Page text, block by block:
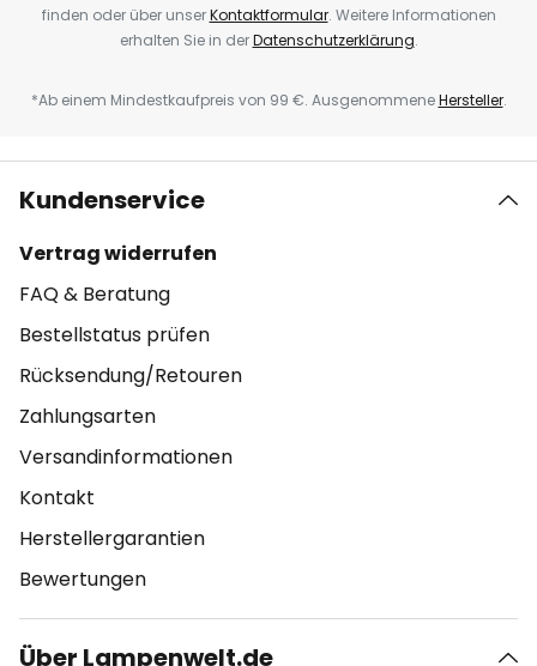
finden oder über unserKontaktformular. Weitere Informationen
erhalten Sie in derDatenschutzerklärung.
*Ab einem Mindestkaufpreis von 99 €. AusgenommeneHersteller.
Kundenservice
Vertrag widerrufen
FAQ & Beratung
Bestellstatus prüfen
Rücksendung/Retouren
Zahlungsarten
Versandinformationen
Kontakt
Herstellergarantien
Bewertungen
Über Lampenwelt.de